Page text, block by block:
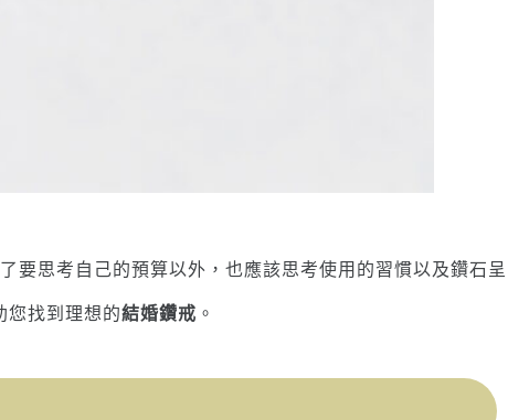
要思考自己的預算以外，也應該思考使用的習慣以及鑽石呈
您找到理想的結婚鑽戒 。